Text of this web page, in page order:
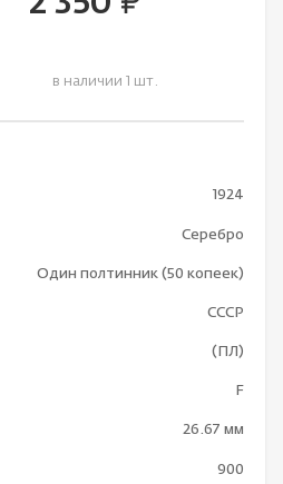
руб.
в наличии 1 шт.
1924
Серебро
Один полтинник (50 копеек)
СССР
(ПЛ)
F
26.67 мм
900